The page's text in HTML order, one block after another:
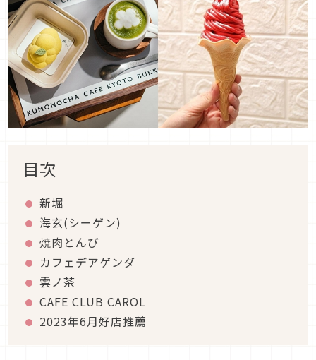
目次
新堀
海玄(シーゲン)
焼肉とんび
カフェデアゲンダ
雲ノ茶
CAFE CLUB CAROL
2023年6月好店推薦